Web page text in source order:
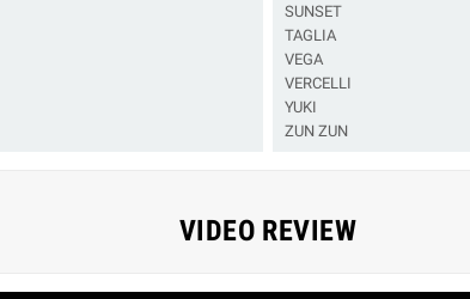
SUNSET
TAGLIA
VEGA
VERCELLI
YUKI
ZUN ZUN
VIDEO REVIEW